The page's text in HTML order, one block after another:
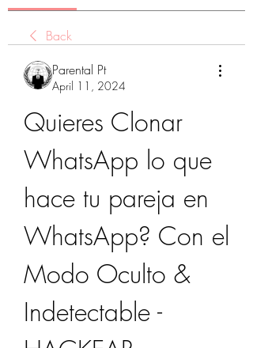
Back
Parental Pt
April 11, 2024
Quieres Clonar
WhatsApp lo que
hace tu pareja en
WhatsApp? Con el
Modo Oculto &
Indetectable -